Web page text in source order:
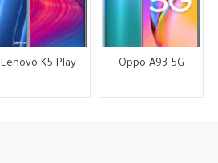
Lenovo K5 Play Oppo A93 5G